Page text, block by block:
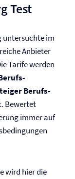
Test
untersuchte im
Anbieter
Tarife werden
Berufs­
Bewertet
immer auf
wird hier die